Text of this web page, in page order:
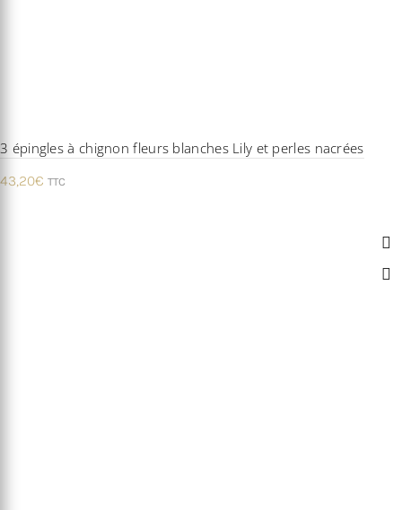
3 épingles à chignon fleurs blanches Lily et perles nacrées
43,20€ TTC